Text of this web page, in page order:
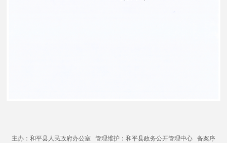
主办：和平县人民政府办公室 管理维护：和平县政务公开管理中心 备案序